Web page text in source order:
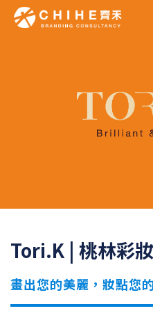
Tori.K | 桃林彩
畫出您的美麗，妝點您